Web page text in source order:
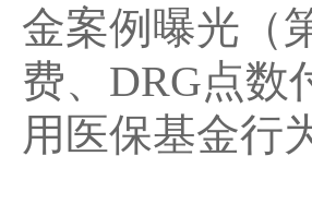
金案例曝光（
费、DRG点数
用医保基金行